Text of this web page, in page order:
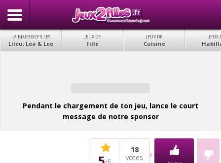
LA BD JEUX2FILLES
Lilou, Lea & Lee
JEUX DE
Fille
JEUX DE
Cuisine
JEUX
Pendant le chargement de ton jeu, lance le court
message de notre sponsor
18
votes